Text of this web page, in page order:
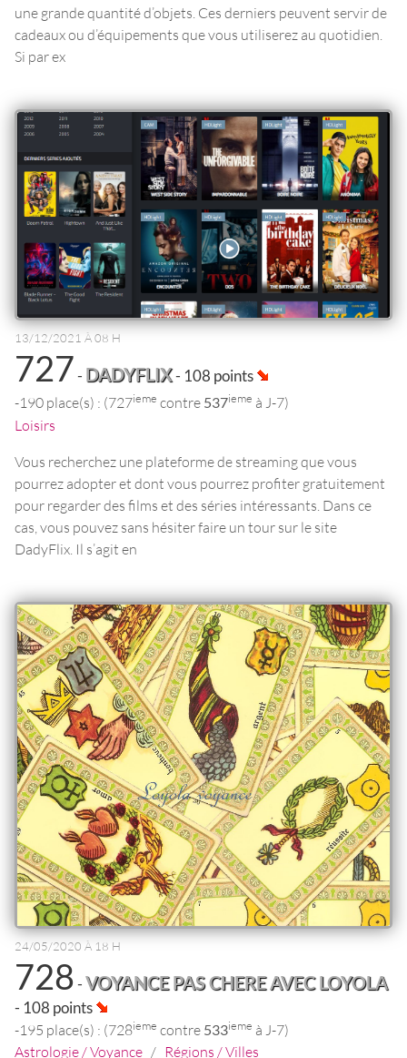
une grande quantité d’objets. Ces derniers peuvent servir de
cadeaux ou d’équipements que vous utiliserez au quotidien.
Si par ex
13/12/2021 À 08 H
727- DADYFLIX- 108 points
-190 place(s) : (727ieme contre 537ieme à J-7)
Loisirs
Vous recherchez une plateforme de streaming que vous
pourrez adopter et dont vous pourrez profiter gratuitement
pour regarder des films et des séries intéressants. Dans ce
cas, vous pouvez sans hésiter faire un tour sur le site
DadyFlix. Il s’agit en
24/05/2020 À 18 H
728-VOYANCE PAS CHERE AVEC LOYOLA
- 108 points
-195 place(s) : (728ieme contre 533ieme à J-7)
Astrologie / Voyance / Régions / Villes